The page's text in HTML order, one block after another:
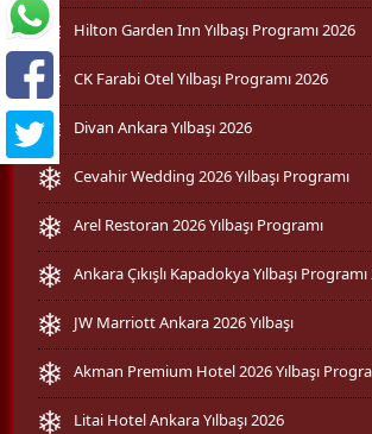
Hilton Garden Inn Yılbaşı Programı 2026
CK Farabi Otel Yılbaşı Programı 2026
Divan Ankara Yılbaşı 2026
Cevahir Wedding 2026 Yılbaşı Programı
Arel Restoran 2026 Yılbaşı Programı
Ankara Çıkışlı Kapadokya Yılbaşı
JW Marriott Ankara 2026 Yılbaşı
Akman Premium Hotel 2026 Yılbaşı
Litai Hotel Ankara Yılbaşı 2026